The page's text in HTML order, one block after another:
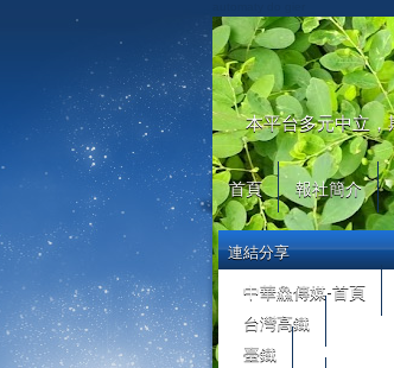
本平台多元中立
首頁 報社簡介
連結分享
中華鱻傳媒-首頁
台灣高鐵
臺鐵